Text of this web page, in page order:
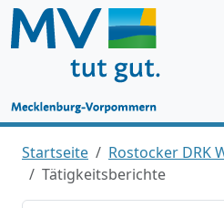
Startseite
Rostocker DRK
Tätigkeitsberichte